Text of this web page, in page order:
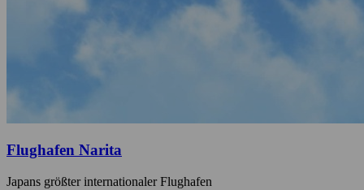
Flughafen Narita
Japans größter internationaler Flughafen